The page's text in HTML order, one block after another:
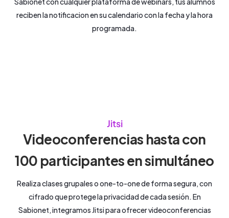
reciben la notificacion en su calendario con la fecha y la hora
programada.
Jitsi
Videoconferencias hasta con
100 participantes en simultáneo
Realiza clases grupales o one-to-one de forma segura, con
cifrado que protege la privacidad de cada sesión. En
Sabionet, integramos Jitsi para ofrecer videoconferencias